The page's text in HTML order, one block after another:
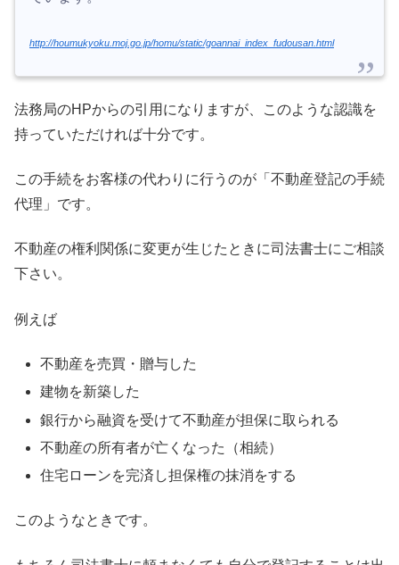
http://houmukyoku.moj.go.jp/homu/static/goannai_index_fudousan.html
法務局のHPからの引用になりますが、このような認識を
持っていただければ十分です。
この手続をお客様の代わりに行うのが「不動産登記の手続
代理」です。
不動産の権利関係に変更が生じたときに司法書士にご相談
下さい。
例えば
不動産を売買・贈与した
建物を新築した
銀行から融資を受けて不動産が担保に取られる
不動産の所有者が亡くなった（相続）
住宅ローンを完済し担保権の抹消をする
このようなときです。